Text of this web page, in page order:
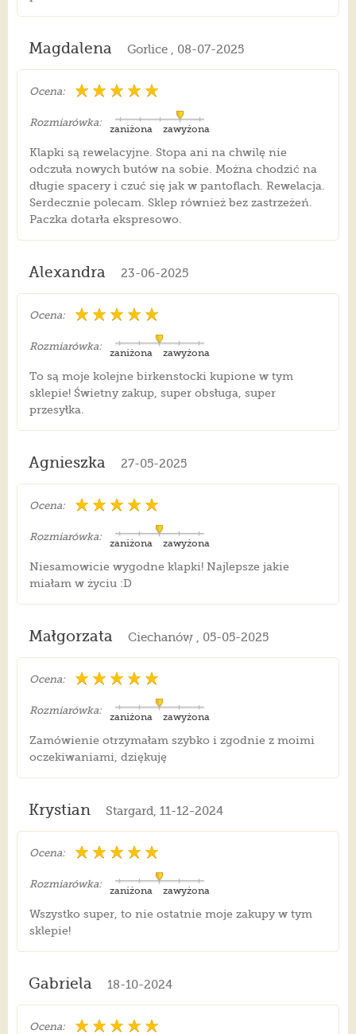
Magdalena Gorlice , 08-07-2025
Ocena:
Rozmiarówka:
zawyżona
zaniżona
Klapki są rewelacyjne. Stopa ani na chwilę nie
odczuła nowych butów na sobie. Można chodzić na
długie spacery i czuć się jak w pantoflach. Rewelacja.
Serdecznie polecam. Sklep również bez zastrzeżeń.
Paczka dotarła ekspresowo.
Alexandra 23-06-2025
Ocena:
Rozmiarówka:
zawyżona
zaniżona
To są moje kolejne birkenstocki kupione w tym
sklepie! Świetny zakup, super obsługa, super
przesyłka.
Agnieszka 27-05-2025
Ocena:
Rozmiarówka:
zawyżona
zaniżona
Niesamowicie wygodne klapki! Najlepsze jakie
miałam w życiu :D
Małgorzata Ciechanów , 05-05-2025
Ocena:
Rozmiarówka:
zawyżona
zaniżona
Zamówienie otrzymałam szybko i zgodnie z moimi
oczekiwaniami, dziękuję
Krystian Stargard, 11-12-2024
Ocena:
Rozmiarówka:
zawyżona
zaniżona
Wszystko super, to nie ostatnie moje zakupy w tym
sklepie!
Gabriela 18-10-2024
Ocena: